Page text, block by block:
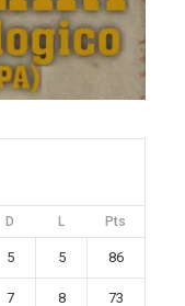
D L Pts
5 5 86
7 8 73